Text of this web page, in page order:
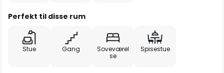
Perfekt til disse rum
Stue Gang
Soveværel
se
Spisestue